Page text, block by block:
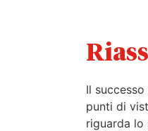
Il
punti di
riguarda lo